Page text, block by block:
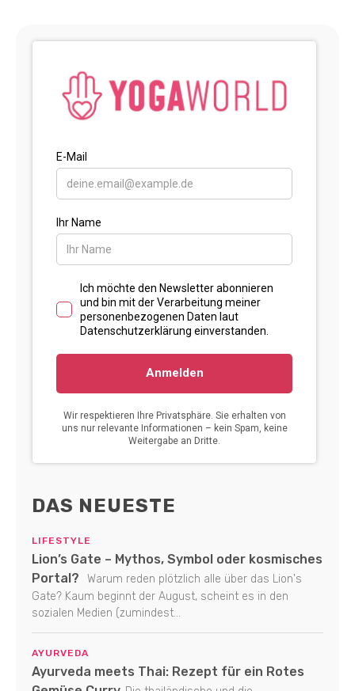
DAS NEUESTE
LIFESTYLE
Lion’s Gate – Mythos, Symbol oder kosmisches
Portal?
Warum reden plötzlich alle über das Lion's
Gate? Kaum beginnt der August, scheint es in den
sozialen Medien (zumindest...
AYURVEDA
Ayurveda meets Thai: Rezept für ein Rotes